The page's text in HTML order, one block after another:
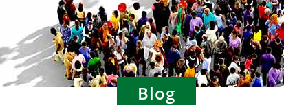
Blog